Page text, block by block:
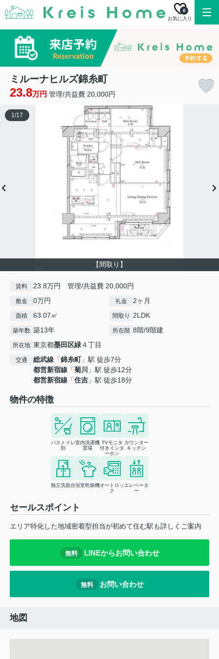
お気に入り
0
ミルーナヒルズ錦糸町
23.8万円 管理/共益費 20,000円
【間取り】
1/17
賃料 23.8万円 管理/共益費 20,000円
敷金 0万円 礼金 2ヶ月
面積 63.07㎡ 間取り 2LDK
築年数 築13年 所在階 8階/9階建
所在地 東京都墨田区緑４丁目
交通 総武線 「錦糸町」駅 徒歩7分
都営新宿線 「菊川
」駅 徒歩12分
都営新宿線 「住吉 」駅 徒歩18分
物件の特徴
バストイレ
別
室内洗濯機
置場
TVモニタ
付きインタ
ーホン
カウンター
キッチン
独立洗面台浴室乾燥機オートロッ
ク
エレベータ
ー
セールスポイント
エリア特化した地域密着型担当が初めて住む駅も詳しくご案内
無料 LINEからお問い合わせ
無料 お問い合わせ
地図